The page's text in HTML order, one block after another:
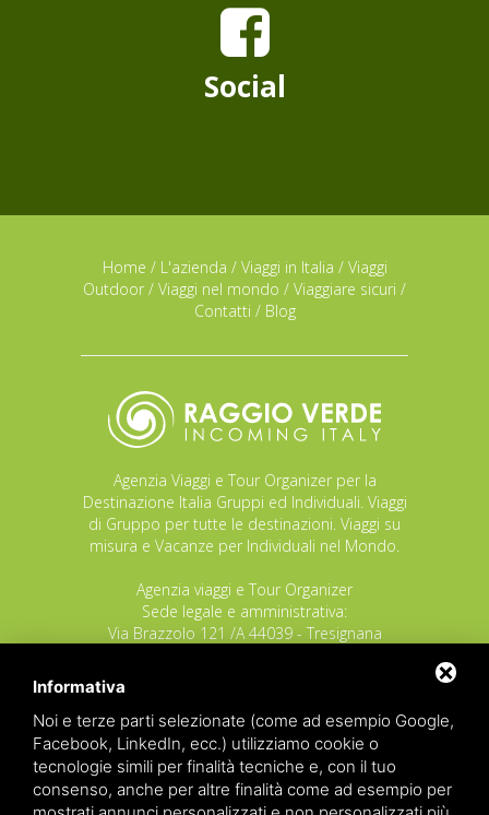
Social
Home / L'azienda / Viaggi in Italia / Viaggi
Outdoor / Viaggi nel mondo / Viaggiare sicuri /
Contatti / Blog
Agenzia Viaggi e Tour Organizer per la
Destinazione Italia Gruppi ed Individuali. Viaggi
di Gruppo per tutte le destinazioni. Viaggi su
misura e Vacanze per Individuali nel Mondo.
Agenzia viaggi e Tour Organizer
Sede legale e amministrativa:
Via Brazzolo 121 /A 44039 - Tresignana
POLIZZA RESPONSABILITA' CIVILE REVO N.
OX00020791 valida dal 12/11/2025 al
12/11/2026
POLIZZA FONDO GARANZIA INSOLVENZA
Informativa
Noi e terze parti selezionate (come ad esempio Google,
Facebook, LinkedIn, ecc.) utilizziamo cookie o
tecnologie simili per finalità tecniche e, con il tuo
consenso, anche per altre finalità come ad esempio per